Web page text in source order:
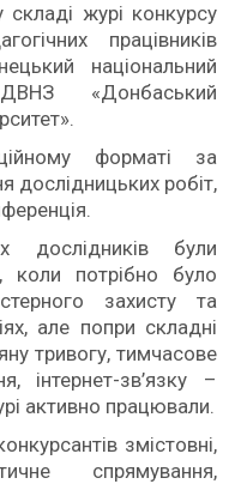
журі конкурсу
працівників
національний
ДВНЗ «Донбаський
форматі за
дослідницьких робіт,
дослідників були
потрібно було
захисту та
але попри складні
тривогу, тимчасове
інтернет-зв’язку –
активно працювали.
змістовні,
спрямування,